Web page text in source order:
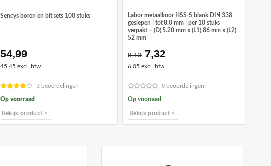
Sencys boren en bit sets 100 stuks
54,99
45.45 excl. btw
3 beoordelingen
Op voorraad
Bekijk product >
Labor metaalboor HSS-S blank DIN 338
geslepen | tot 8.0 mm | per 10 stuks
verpakt – (D) 5.20 mm x (L1) 86 mm x (L2)
52 mm
8,13 Oorspronkelijke
prijs
€8,13.
7,32
€7,32.
6,05 excl. btw
0 beoordelingen
Op voorraad
Bekijk product >